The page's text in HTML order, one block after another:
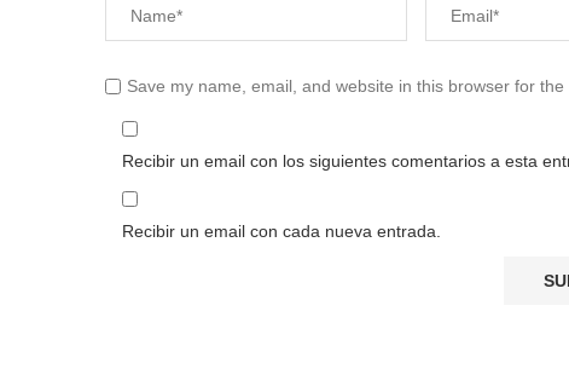
Save my name, email, and website in this browser for the
Recibir un email con los siguientes comentarios a esta
Recibir un email con cada nueva entrada.